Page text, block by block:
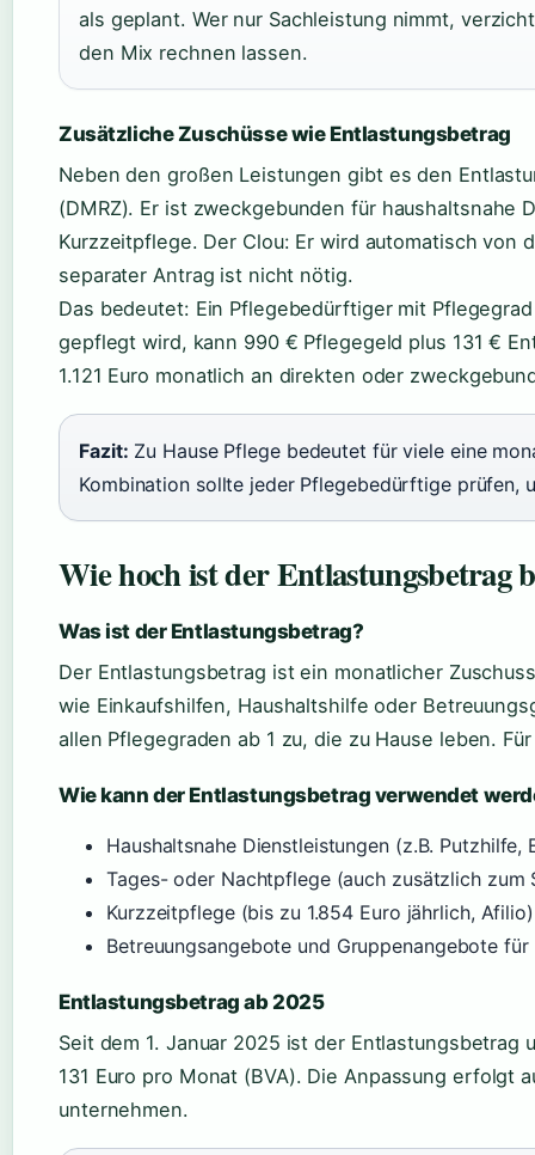
als geplant. Wer nur Sachleistung nimmt,
den Mix rechnen lassen.
Zusätzliche Zuschüsse wie Entlastungsbetrag
Neben den großen Leistungen gibt es den
(DMRZ). Er ist zweckgebunden für haushaltsnahe
Kurzzeitpflege. Der Clou: Er wird automatisch von
separater Antrag ist nicht nötig.
Das bedeutet: Ein Pflegebedürftiger mit
gepflegt wird, kann 990 € Pflegegeld plus 131 €
1.121 Euro monatlich an direkten oder
Fazit: Zu Hause Pflege bedeutet für viele eine
Kombination sollte jeder Pflegebedürftige prüfen,
Wie hoch ist der Entlastungsbetrag
Was ist der Entlastungsbetrag?
Der Entlastungsbetrag ist ein monatlicher
wie Einkaufshilfen, Haushaltshilfe oder
allen Pflegegraden ab 1 zu, die zu Hause leben.
Wie kann der Entlastungsbetrag verwendet
Haushaltsnahe Dienstleistungen (z.B. Putzhilfe,
Tages- oder Nachtpflege (auch zusätzlich zum
Kurzzeitpflege (bis zu 1.854 Euro jährlich, Afilio)
Betreuungsangebote und Gruppenangebote
Entlastungsbetrag ab 2025
Seit dem 1. Januar 2025 ist der Entlastungsbetrag
131 Euro pro Monat (BVA). Die Anpassung erfolgt
unternehmen.